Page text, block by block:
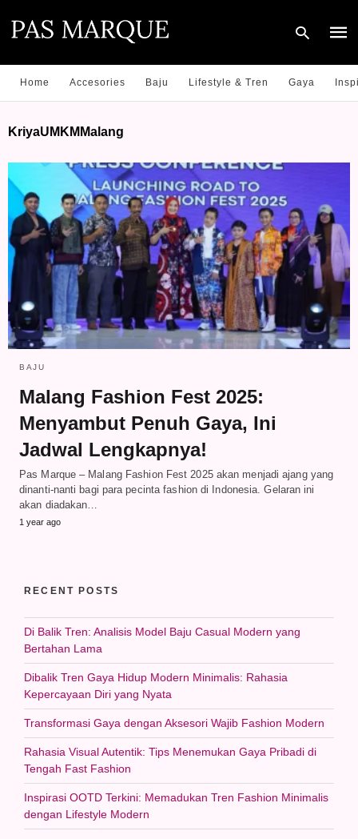
Home Accesories Baju Lifestyle & Tren Gaya
KriyaUMKMMalang
BAJU
Malang Fashion Fest 2025:
Menyambut Penuh Gaya, Ini
Jadwal Lengkapnya!
Pas Marque – Malang Fashion Fest 2025 akan menjadi ajang yang
dinanti-nanti bagi para pecinta fashion di Indonesia. Gelaran ini
akan diadakan…
1 year ago
RECENT POSTS
Di Balik Tren: Analisis Model Baju Casual Modern yang
Bertahan Lama
Dibalik Tren Gaya Hidup Modern Minimalis: Rahasia
Kepercayaan Diri yang Nyata
Transformasi Gaya dengan Aksesori Wajib Fashion Modern
Rahasia Visual Autentik: Tips Menemukan Gaya Pribadi di
Tengah Fast Fashion
Inspirasi OOTD Terkini: Memadukan Tren Fashion Minimalis
dengan Lifestyle Modern